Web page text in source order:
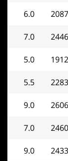
2087
6.0
2446
7.0
1912
5.0
2283
5.5
2606
9.0
2460
7.0
2433
9.0